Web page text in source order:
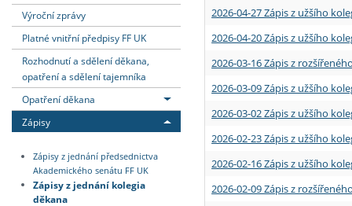
Absolventi fakulty
Vyjíždějící zaměstnanci
Výroční zprávy
Platné vnitřní předpisy FF UK
Rozhodnutí a sdělení děkana,
opatření a sdělení tajemníka
Opatření děkana
Zápisy
Zápisy z jednání předsednictva
Akademického senátu FF UK
Zápisy z jednání kolegia
děkana
2026-04-27 Zápis z užšího
2026-04-20 Zápis z užšího
2026-03-16 Zápis z
2026-03-09 Zápis z užšího
2026-03-02 Zápis z užšího
2026-02-23 Zápis z užšího
2026-02-16 Zápis z užšího
2026-02-09 Zápis z